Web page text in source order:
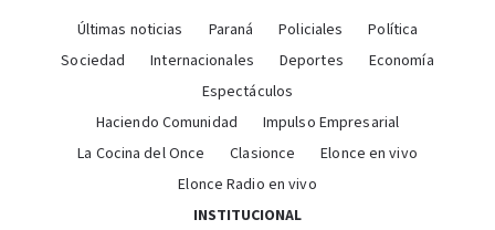
Últimas noticias Paraná Policiales
Política
Sociedad
Internacionales Deportes
Economía
Espectáculos
Haciendo Comunidad
Impulso Empresarial
La Cocina del Once
Clasionce
Elonce en vivo
Elonce Radio en vivo
INSTITUCIONAL